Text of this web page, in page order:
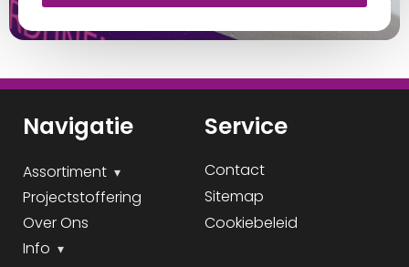
Navigatie
Assortiment
Projectstoffering
Over Ons
Info
Service
Contact
Sitemap
Cookiebeleid